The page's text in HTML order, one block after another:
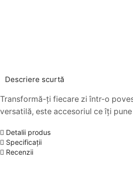
Descriere scurtă
Transformă-ți fiecare zi într-o
versatilă, este accesoriul ce îți
Detalii produs
Specificații
Recenzii